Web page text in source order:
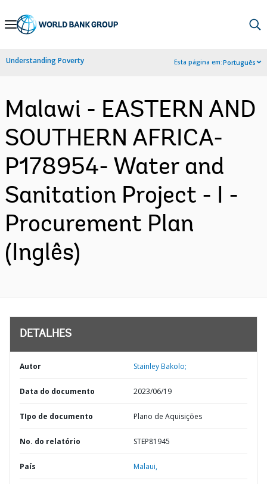
Skip
Navigation
Understanding Poverty Esta página em:Português
Malawi - EASTERN AND
SOUTHERN AFRICA-
P178954- Water and
Sanitation Project - I -
Procurement Plan
(Inglês)
DETALHES
Autor Stainley Bakolo;
Data do documento 2023/06/19
TIpo de documento Plano de Aquisições
No. do relatório STEP81945
País Malaui,